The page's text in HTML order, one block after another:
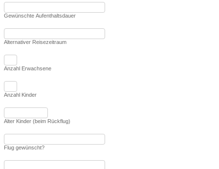
Gewünschte Aufenthaltsdauer
Alternativer Reisezeitraum
Anzahl Erwachsene
Anzahl Kinder
Alter Kinder (beim Rückflug)
Flug gewünscht?